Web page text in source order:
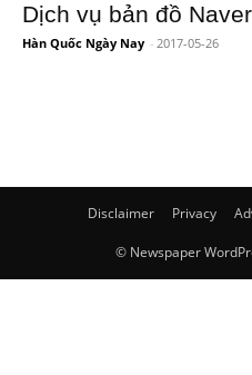
Dịch vụ bản đồ
Hàn Quốc Ngày Nay - 2017-05-26
Disclaimer Privacy
© Newspaper